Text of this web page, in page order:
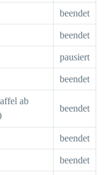
beendet
beendet
pausiert
beendet
ab
beendet
beendet
beendet